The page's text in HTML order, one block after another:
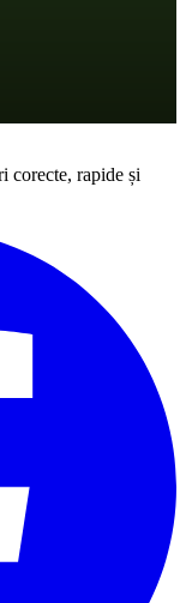
corecte, rapide și